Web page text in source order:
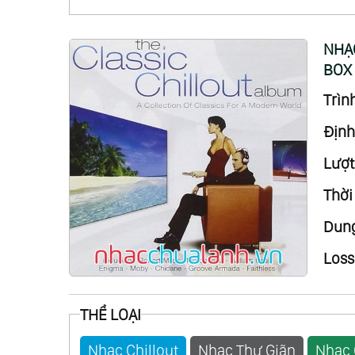
BOX
THỂ LOẠI
Nhạc Chillout
Nhạc Thư Giãn Nhạc